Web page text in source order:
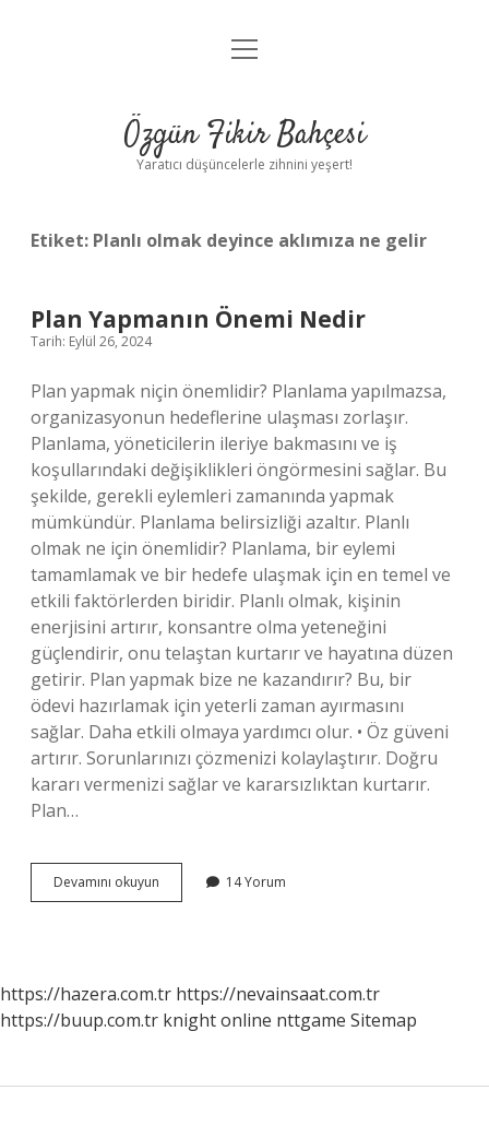
Anasayfa
Yasal Uyarı
menüyü
Özgün Fikir Bahçesi
Yaratıcı düşüncelerle zihnini yeşert!
Etiket: Planlı olmak deyince aklımıza ne gelir
Plan Yapmanın Önemi Nedir
Tarih: Eylül 26, 2024
Plan yapmak niçin önemlidir? Planlama yapılmazsa,
organizasyonun hedeflerine ulaşması zorlaşır.
Planlama, yöneticilerin ileriye bakmasını ve iş
koşullarındaki değişiklikleri öngörmesini sağlar. Bu
şekilde, gerekli eylemleri zamanında yapmak
mümkündür. Planlama belirsizliği azaltır. Planlı
olmak ne için önemlidir? Planlama, bir eylemi
tamamlamak ve bir hedefe ulaşmak için en temel ve
etkili faktörlerden biridir. Planlı olmak, kişinin
enerjisini artırır, konsantre olma yeteneğini
güçlendirir, onu telaştan kurtarır ve hayatına düzen
getirir. Plan yapmak bize ne kazandırır? Bu, bir
ödevi hazırlamak için yeterli zaman ayırmasını
sağlar. Daha etkili olmaya yardımcı olur. • Öz güveni
artırır. Sorunlarınızı çözmenizi kolaylaştırır. Doğru
kararı vermenizi sağlar ve kararsızlıktan kurtarır.
Plan…
Devamını okuyun
Yapmanın
14 Yorum
https://hazera.com.tr https://nevainsaat.com.tr
https://buup.com.tr knight online nttgame Sitemap